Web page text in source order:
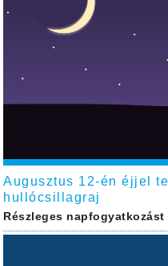
Augusztus 12-én éjjel
hullócsillagraj
Részleges